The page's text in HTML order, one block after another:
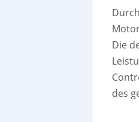
Die
des